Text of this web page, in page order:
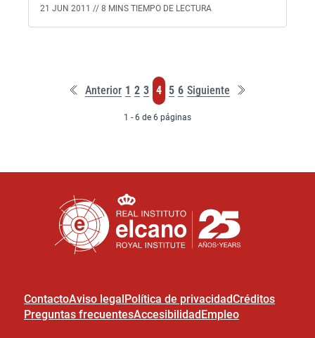
21 JUN 2011 // 8 MINS TIEMPO DE LECTURA
Primera
página
Anterior Página
1 Página
2 Página
3 Página
4 Página
5 Página
6 Siguiente
Última
página
1 - 6 de 6 páginas
ContactoAviso legalPolítica de privacidadCréditos
Preguntas frecuentesAccesibilidadEmpleo